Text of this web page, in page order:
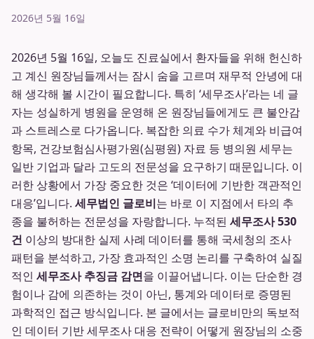
2026년 5월 16일
2026년 5월 16일, 오늘도 진료실에서 환자들을 위해 헌신하
고 계신 원장님들께서는 잠시 숨을 고르며 재무적 안녕에 대
해 생각해 볼 시간이 필요합니다. 특히 ‘세무조사’라는 네 글
자는 성실하게 병원을 운영해 온 원장님들에게도 큰 불안감
과 스트레스로 다가옵니다. 복잡한 의료 수가 체계와 비급여
항목, 건강보험심사평가원(심평원) 자료 등 병의원 세무는
일반 기업과 달라 고도의 전문성을 요구하기 때문입니다. 이
러한 상황에서 가장 중요한 것은 ‘데이터에 기반한 객관적인
대응’입니다. 세무법인 글로비는 바로 이 지점에서 타의 추
종을 불허하는 전문성을 자랑합니다. 누적된 세무조사 530
건 이상의 방대한 실제 사례 데이터를 통해 국세청의 조사
패턴을 분석하고, 가장 효과적인 소명 논리를 구축하여 실질
적인 세무조사 추징금 감면을 이끌어냅니다. 이는 단순한 경
험이나 감에 의존하는 것이 아닌, 통계와 데이터로 증명된
과학적인 접근 방식입니다. 본 글에서는 글로비만의 독보적
인 데이터 기반 세무조사 대응 전략이 어떻게 원장님의 소중